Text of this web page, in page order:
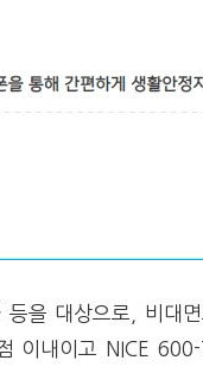
을 대상으로, 비대
이내이고 NICE